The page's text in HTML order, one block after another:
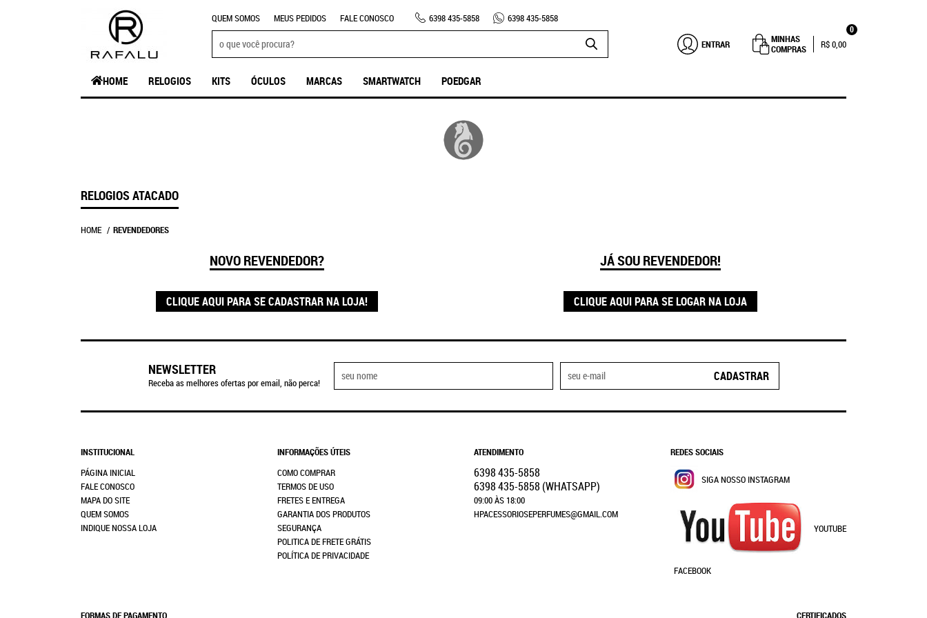
QUEM SOMOS MEUS PEDIDOS FALE CONOSCO 6398435-5858 6398435-5858
ENTRAR
MINHAS
COMPRAS
0
R$ 0,00
HOME RELOGIOS KITS ÓCULOS MARCAS SMARTWATCH POEDGAR
RELOGIOS ATACADO
HOME REVENDEDORES
NOVO REVENDEDOR?
CLIQUE AQUI PARA SE CADASTRAR NA LOJA!
JÁ SOU REVENDEDOR!
CLIQUE AQUI PARA SE LOGAR NA LOJA
NEWSLETTER
Receba as melhores ofertas por email, não perca! CADASTRAR
INSTITUCIONAL
PÁGINA INICIAL
FALE CONOSCO
MAPA DO SITE
QUEM SOMOS
INDIQUE NOSSA LOJA
INFORMAÇÕES ÚTEIS
COMO COMPRAR
TERMOS DE USO
FRETES E ENTREGA
GARANTIA DOS PRODUTOS
SEGURANÇA
POLITICA DE FRETE GRÁTIS
POLÍTICA DE PRIVACIDADE
ATENDIMENTO
6398435-5858
6398435-5858 (WHATSAPP)
09:00 ÀS 18:00
HPACESSORIOSEPERFUMES@GMAIL.COM
REDES SOCIAIS
SIGA NOSSO INSTAGRAM
YOUTUBE
FACEBOOK
FORMAS DE PAGAMENTO CERTIFICADOS